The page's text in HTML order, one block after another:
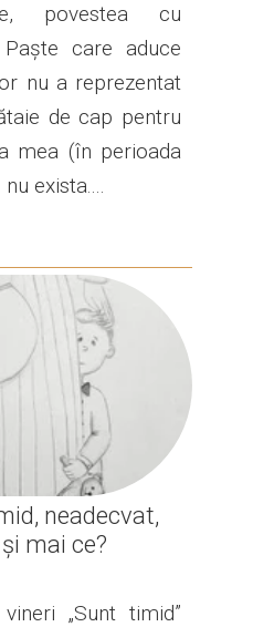
povestea cu
care aduce
nu a reprezentat
de cap pentru
mea (în perioada
exista....
neadecvat,
mai ce?
„Sunt timid”